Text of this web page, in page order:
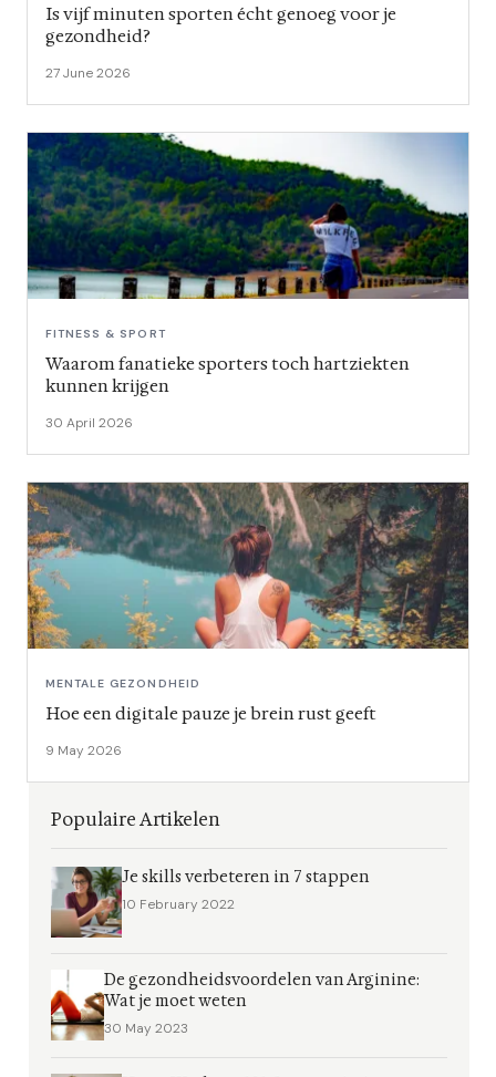
Is vijf minuten sporten écht genoeg voor je
gezondheid?
27 June 2026
FITNESS & SPORT
Waarom fanatieke sporters toch hartziekten
kunnen krijgen
30 April 2026
MENTALE GEZONDHEID
Hoe een digitale pauze je brein rust geeft
9 May 2026
Populaire Artikelen
Je skills verbeteren in 7 stappen
10 February 2022
De gezondheidsvoordelen van Arginine:
Wat je moet weten
30 May 2023